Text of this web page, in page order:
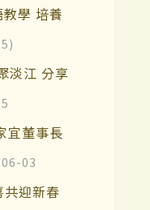
學 培養
淡江 分享
宜董事長
03
迎新春